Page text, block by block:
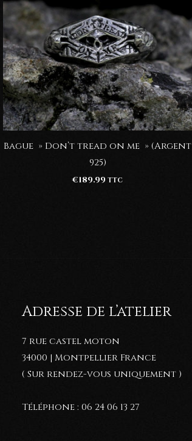
Bague » Don’t tread on me » (Argent
925)
€189.99 TTC
Adresse de l’atelier
7 rue castel moton
34000 | Montpellier France
( Sur rendez-vous uniquement )
Téléphone : 06 24 06 13 27